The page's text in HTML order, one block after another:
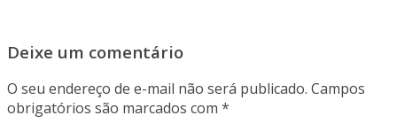
Deixe um comentário
O seu endereço de e-mail não será publicado. Campos
obrigatórios são marcados com *